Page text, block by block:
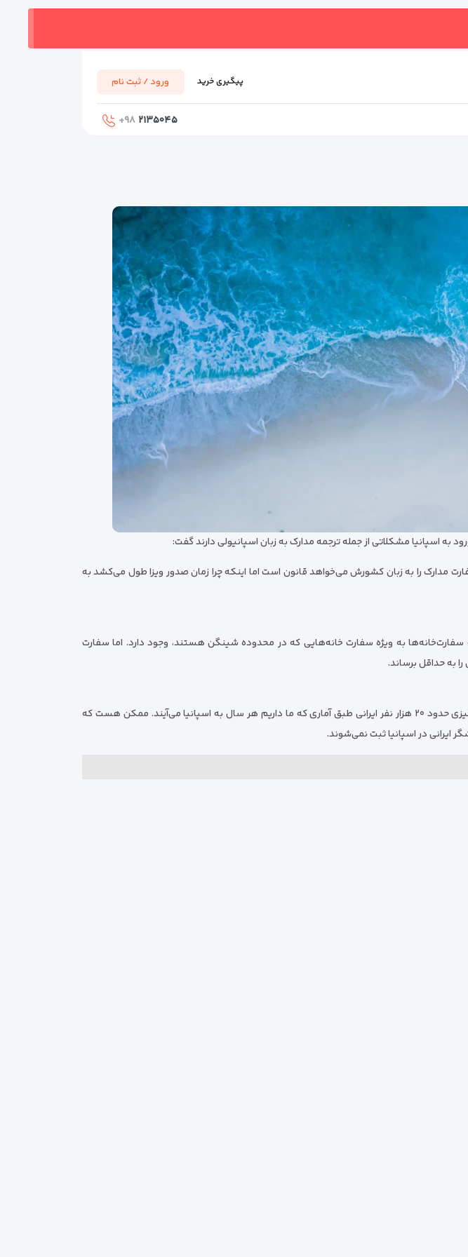
پیگیری خرید ورود / ثبت نام
۲۱۳۵۰۴۵ ۹۸+
مدارک را به زبان کشورش می‌خواهد قانون است اما اینکه چرا زمان صدور ویزا طول می‌کشد به
به ویژه سفارت خانه‌هایی که در محدوده شینگن هستند، وجود دارد. اما سفارت
به حداقل برساند.
آماری ندارم که چقدر گردشگر اسپانیایی به ایران می‌آید چون در اسپانیا این آمار ثبت نمی‌شود. اما چیزی حدود ۲۰ هزار نفر ایرانی طبق آماری که ما داریم هر سال به اسپانیا می‌آیند. ممکن هست که
ایرانی در اسپانیا ثبت نمی‌شوند.